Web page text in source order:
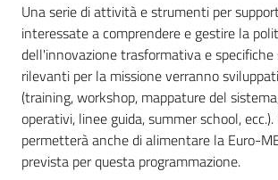
Una serie di attività e strumenti per
interessate a comprendere e gestire la
dell'innovazione trasformativa e
rilevanti per la missione verranno
(training, workshop, mappature del
operativi, linee guida, summer school,
permetterà anche di alimentare la Euro-
prevista per questa programmazione.